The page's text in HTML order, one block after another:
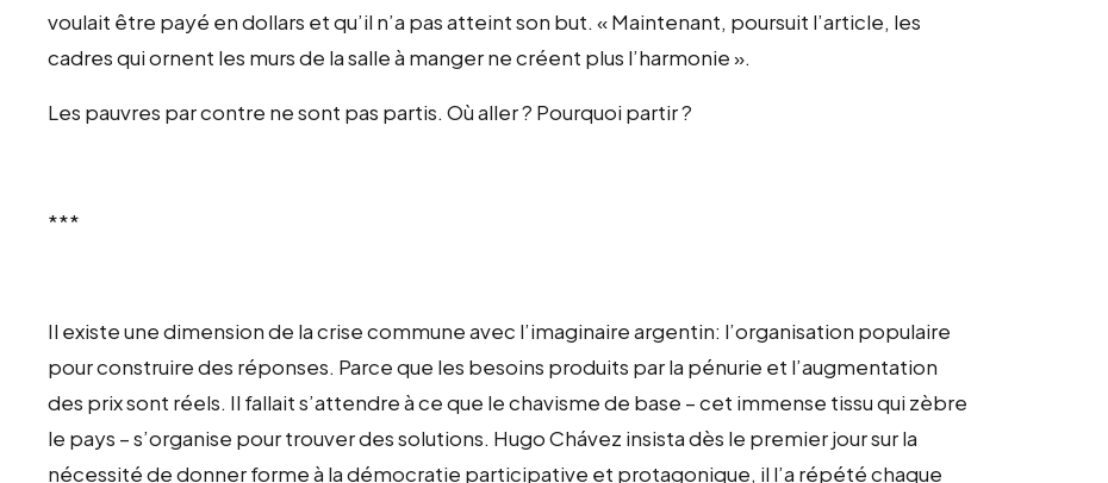
voulait être payé en dollars et qu’il n’a pas atteint son but. « Maintenant, poursuit l’article, les
cadres qui ornent les murs de la salle à manger ne créent plus l’harmonie ».
Les pauvres par contre ne sont pas partis. Où aller ? Pourquoi partir ?
***
Il existe une dimension de la crise commune avec l’imaginaire argentin: l’organisation populaire
pour construire des réponses. Parce que les besoins produits par la pénurie et l’augmentation
des prix sont réels. Il fallait s’attendre à ce que le chavisme de base – cet immense tissu qui zèbre
le pays – s’organise pour trouver des solutions. Hugo Chávez insista dès le premier jour sur la
nécessité de donner forme à la démocratie participative et protagonique, il l’a répété chaque